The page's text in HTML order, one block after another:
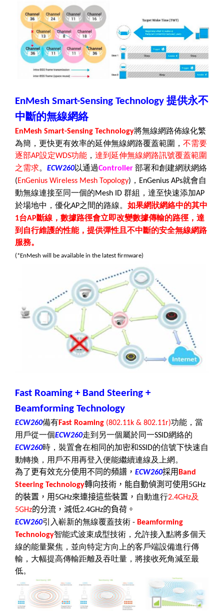
EnMesh Smart-Sensing Technology 提供永不
中斷的無線網絡
EnMesh Smart-Sensing Technology將無線網路佈線化繁
為簡，更快更有效率的延伸無線網路覆蓋範圍， 不需要
逐部AP設定WDS功能 ， 達到延伸無線網路訊號覆蓋範圍
之需求。 ECW260以通過Controller 部署和創建網狀網絡
(EnGenius Wireless Mesh Topology) ， EnGenius APs就會自
動無線連接至同一個的Mesh ID 群組，達至快速添加AP
於場地中，優化AP之間的路線。 如果網狀網絡中的其中
1台AP斷線，數據路徑會立即改變數據傳輸的路徑，達
到自行維護的性能，提供彈性且不中斷的安全無線網路
服務。
(*EnMesh will be available in the latest ­firmware)
Fast Roaming + Band Steering +
Beamforming Technology
ECW260備有Fast Roaming (802.11k & 802.11r)功能，當
用戶從一個ECW260走到另一個屬於同一SSID網絡的
ECW260時，裝置會在相同的加密和SSID的信號下快速自
動轉換，用戶不用再登入便能繼續連線及上網。
為了更有效充分使用不同的頻譜， ECW260採用 Band
Steering Technology轉向技術，能自動偵測可使用 5GHz
的裝置，用 5GHz來連接這些裝置， 自動進行2.4GHz及
5GHz的分流，減低2.4GHz的負荷。
ECW260引入嶄新的無線覆蓋技術 - Beamforming
Technology智能式波束成型技術，允許接入點將多個天
線的能量聚焦，並向特定方向上的客戶端設備進行傳
輸，大幅提高傳輸距離及吞吐量，將接收死角減至最
低。